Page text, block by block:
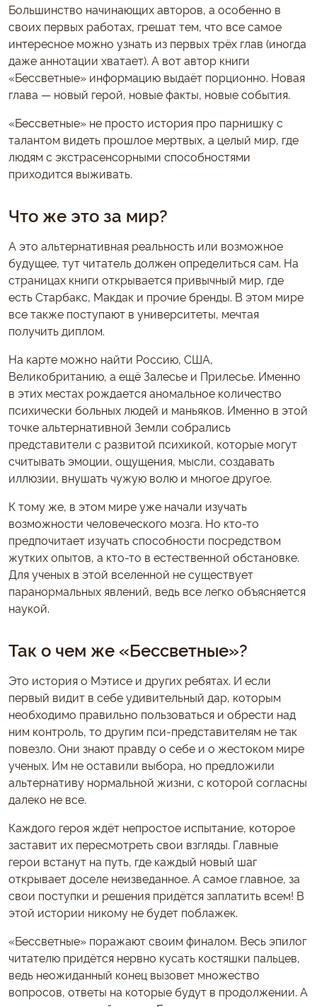
Большинство начинающих авторов, а особенно в
своих первых работах, грешат тем, что все самое
интересное можно узнать из первых трёх глав (иногда
даже аннотации хватает). А вот автор книги
«Бессветные» информацию выдаёт порционно. Новая
глава — новый герой, новые факты, новые события.
«Бессветные» не просто история про парнишку с
талантом видеть прошлое мертвых, а целый мир, где
людям с экстрасенсорными способностями
приходится выживать.
Что же это за мир?
А это альтернативная реальность или возможное
будущее, тут читатель должен определиться сам. На
страницах книги открывается привычный мир, где
есть Старбакс, Макдак и прочие бренды. В этом мире
все также поступают в университеты, мечтая
получить диплом.
На карте можно найти Россию, США,
Великобританию, а ещё Залесье и Прилесье. Именно
в этих местах рождается аномальное количество
психически больных людей и маньяков. Именно в этой
точке альтернативной Земли собрались
представители с развитой психикой, которые могут
считывать эмоции, ощущения, мысли, создавать
иллюзии, внушать чужую волю и многое другое.
К тому же, в этом мире уже начали изучать
возможности человеческого мозга. Но кто-то
предпочитает изучать способности посредством
жутких опытов, а кто-то в естественной обстановке.
Для ученых в этой вселенной не существует
паранормальных явлений, ведь все легко объясняется
наукой.
Так о чем же «Бессветные»?
Это история о Мэтисе и других ребятах. И если
первый видит в себе удивительный дар, которым
необходимо правильно пользоваться и обрести над
ним контроль, то другим пси-представителям не так
повезло. Они знают правду о себе и о жестоком мире
ученых. Им не оставили выбора, но предложили
альтернативу нормальной жизни, с которой согласны
далеко не все.
Каждого героя ждёт непростое испытание, которое
заставит их пересмотреть свои взгляды. Главные
герои встанут на путь, где каждый новый шаг
открывает доселе неизведанное. А самое главное, за
свои поступки и решения придётся заплатить всем! В
этой истории никому не будет поблажек.
«Бессветные» поражают своим финалом. Весь эпилог
читателю придётся нервно кусать костяшки пальцев,
ведь неожиданный конец вызовет множество
вопросов, ответы на которые будут в продолжении. А